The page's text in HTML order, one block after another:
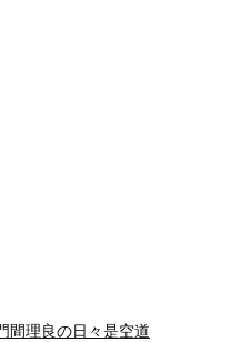
間理良の日々是空道